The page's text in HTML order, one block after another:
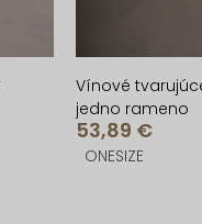
Vínové
jedno rameno
53,89 €
ONESIZE